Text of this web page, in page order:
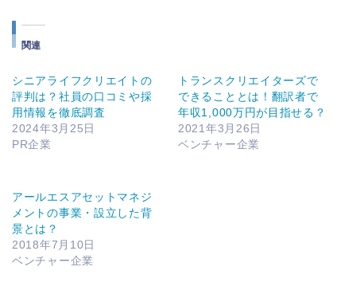
中…
関連
シニアライフクリエイトの
評判は？社員の口コミや採
用情報を徹底調査
2024年3月25日
PR企業
トランスクリエイターズで
できることとは！翻訳者で
年収1,000万円が目指せる？
2021年3月26日
ベンチャー企業
アールエスアセットマネジ
メントの事業・設立した背
景とは？
2018年7月10日
ベンチャー企業